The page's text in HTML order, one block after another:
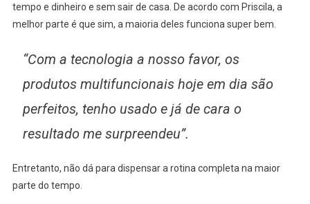
tempo e dinheiro e sem sair de casa. De acordo com Priscila, a
melhor parte é que sim, a maioria deles funciona super bem.
“Com a tecnologia a nosso favor, os
produtos multifuncionais hoje em dia são
perfeitos, tenho usado e já de cara o
resultado me surpreendeu”.
Entretanto, não dá para dispensar a rotina completa na maior
parte do tempo.